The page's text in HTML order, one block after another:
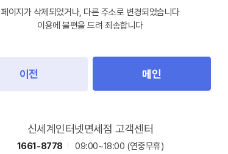
페이지가 삭제되었거나, 다른 주소로 변경되었습니다
이용에 불편을 드려 죄송합니다
이전 메인
신세계인터넷면세점 고객센터
1661-8778 09:00~18:00 (연중무휴)